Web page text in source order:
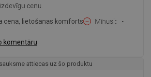
cenu.
cena, lietošanas komforts Mīnusi: -
komentāru
attiecas uz šo produktu